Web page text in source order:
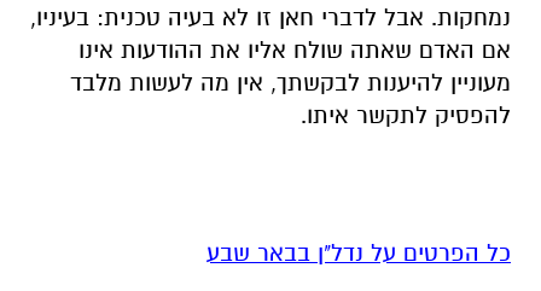
נמחקות. אבל לדברי חאן זו לא בעיה טכנית: בעיניו,
אם האדם שאתה שולח אליו את ההודעות אינו
מעוניין להיענות לבקשתך, אין מה לעשות מלבד
להפסיק לתקשר איתו.
כל הפרטים על נדל"ן בבאר שבע